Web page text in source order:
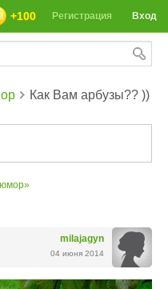
РЕЦЕПТА
Вход
Регистрация
+100
Как Вам арбузы?? ))
milajagyn
04 июня 2014